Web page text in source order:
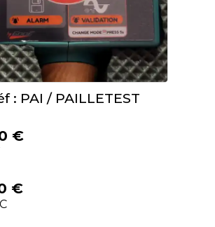
: PAI / PAILLETEST
€
€